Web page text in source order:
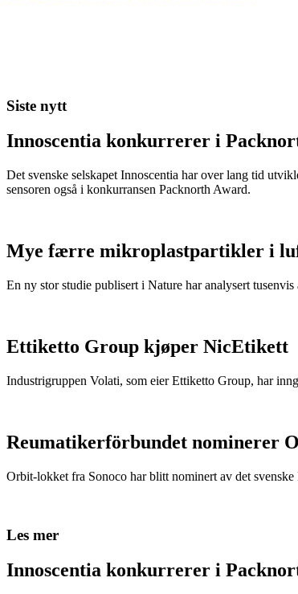
Siste nytt
Innoscentia konkurrerer i
Det svenske selskapet Innoscentia har over lang tid
sensoren også i konkurransen Packnorth Award.
Mye færre mikroplastpartikler i
En ny stor studie publisert i Nature har analysert
Ettiketto Group kjøper NicEtikett
Industrigruppen Volati, som eier Ettiketto Group, har
Reumatikerförbundet nominerer
Orbit-lokket fra Sonoco har blitt nominert av det
Les mer
Innoscentia konkurrerer i